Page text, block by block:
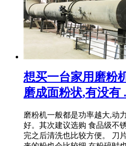
想买一台家用磨粉
磨成面粉状,有没有
磨粉机一般都是功率越大,动
好。其次建议选购 食品级不
完之后清洗也比较方便。 刀